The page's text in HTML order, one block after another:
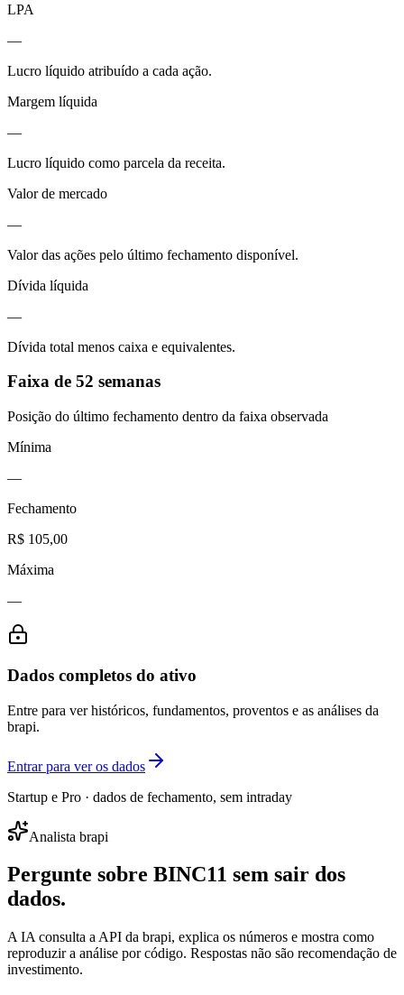
LPA
—
Lucro líquido atribuído a cada ação.
Margem líquida
—
Lucro líquido como parcela da receita.
Valor de mercado
—
Valor das ações pelo último fechamento disponível.
Dívida líquida
—
Dívida total menos caixa e equivalentes.
Faixa de 52 semanas
Posição do último fechamento dentro da faixa observada
Mínima
—
Fechamento
R$ 105,00
Máxima
—
Dados completos do ativo
Entre para ver históricos, fundamentos, proventos e as análises da
brapi.
Entrar para ver os dados
Startup e Pro · dados de fechamento, sem intraday
Analista brapi
Pergunte sobre BINC11 sem sair dos
dados.
A IA consulta a API da brapi, explica os números e mostra como
reproduzir a análise por código. Respostas não são recomendação de
investimento.